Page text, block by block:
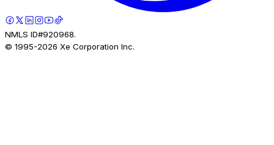
NMLS ID#920968.
© 1995-2026 Xe Corporation Inc.